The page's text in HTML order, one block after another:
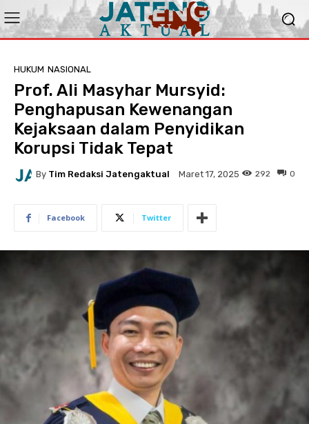
HUKUM NASIONAL
Prof. Ali Masyhar Mursyid:
Penghapusan Kewenangan
Kejaksaan dalam Penyidikan
Korupsi Tidak Tepat
By Tim Redaksi Jatengaktual Maret 17, 2025 0
292
Facebook Twitter